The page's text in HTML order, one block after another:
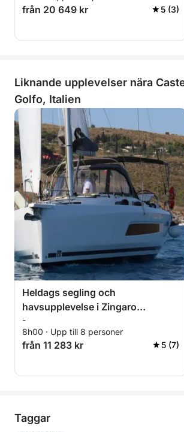
från 20 649 kr 5 (3)
Liknande upplevelser nära
Golfo, Italien
Heldags segling och
havsupplevelse i Zingaro
naturreservat
-
8h00 · Upp till 8 personer
från 11 283 kr 5 (7)
Taggar